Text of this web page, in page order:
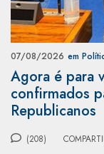
07/08/2026 em
Agora é para
confirmados
Republicanos
(208)